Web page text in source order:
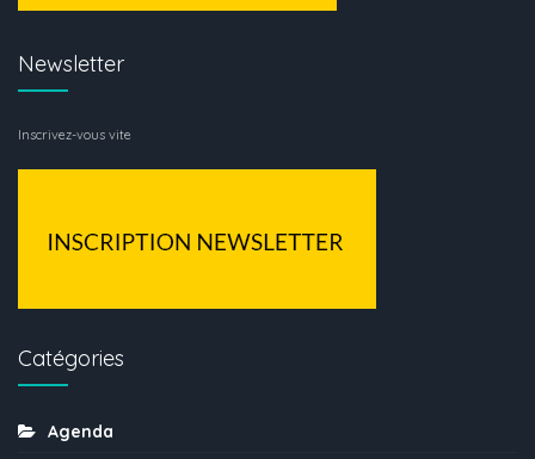
Newsletter
Inscrivez-vous vite
Catégories
Agenda